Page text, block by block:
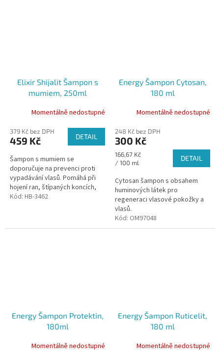
Elixir Shijalit Šampon s
mumiem, 250ml
Momentálně nedostupné
379 Kč bez DPH
459 Kč DETAIL
Šampon s mumiem se
doporučuje na prevenci proti
vypadávání vlasů. Pomáhá při
hojení ran, štípaných koncích,
lámavých vlasů a vypadávání.
Kód: HB-3462
Energy Šampon Cytosan,
180 ml
Momentálně nedostupné
248 Kč bez DPH
300 Kč
Měrná
cena:
166,67 Kč
/ 100 ml
DETAIL
Cytosan šampon s obsahem
huminových látek pro
regeneraci vlasové pokožky a
vlasů.
Kód: OM97048
Energy Šampon Protektin,
180ml
Momentálně nedostupné
Energy Šampon Ruticelit,
180 ml
Momentálně nedostupné